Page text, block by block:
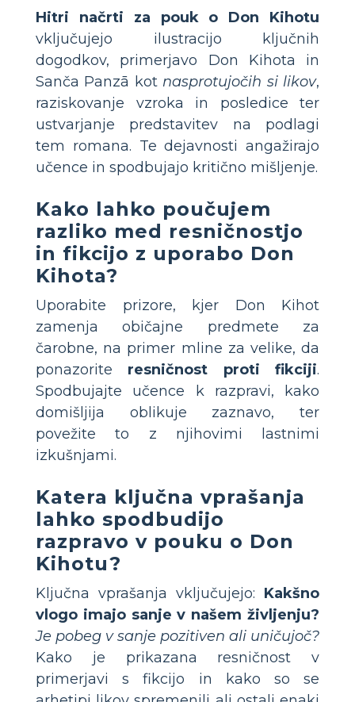
Hitri načrti za pouk o Don Kihotu
vključujejo ilustracijo ključnih
dogodkov, primerjavo Don Kihota in
Sanča Panzā kot nasprotujočih si likov,
raziskovanje vzroka in posledice ter
ustvarjanje predstavitev na podlagi
tem romana. Te dejavnosti angažirajo
učence in spodbujajo kritično mišljenje.
Kako lahko poučujem
razliko med resničnostjo
in fikcijo z uporabo Don
Kihota?
Uporabite prizore, kjer Don Kihot
zamenja običajne predmete za
čarobne, na primer mline za velike, da
ponazorite resničnost proti fikciji.
Spodbujajte učence k razpravi, kako
domišljija oblikuje zaznavo, ter
povežite to z njihovimi lastnimi
izkušnjami.
Katera ključna vprašanja
lahko spodbudijo
razpravo v pouku o Don
Kihotu?
Ključna vprašanja vključujejo: Kakšno
vlogo imajo sanje v našem življenju?
Je pobeg v sanje pozitiven ali uničujoč?
Kako je prikazana resničnost v
primerjavi s fikcijo in kako so se